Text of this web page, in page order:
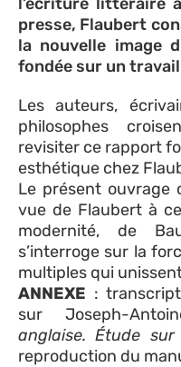
presse, Flaubert
la nouvelle image
fondée sur un
Les auteurs,
philosophes
revisiter ce rapport
esthétique chez
Le présent ouvrage
vue de Flaubert à
modernité, de
s’interroge sur la
multiples qui
ANNEXE :
sur Joseph-
anglaise. Étude
reproduction du